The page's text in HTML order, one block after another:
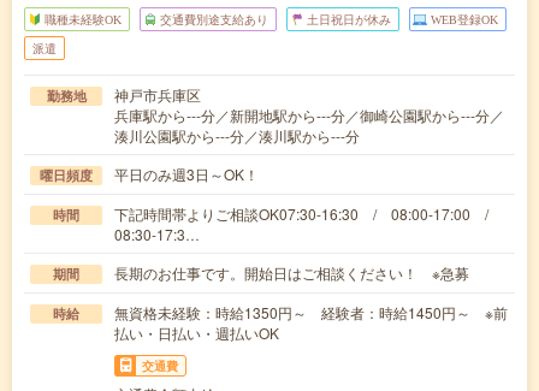
職種未経験OK 交通費別途支給あり 土日祝日が休み WEB登録OK
派遣
勤務地
神戸市兵庫区
兵庫駅から---分／新開地駅から---分／御崎公園駅から---分／
湊川公園駅から---分／湊川駅から---分
曜日頻度 平日のみ週3日～OK！
時間
下記時間帯よりご相談OK07:30-16:30 / 08:00-17:00 /
08:30-17:3…
期間 長期のお仕事です。開始日はご相談ください！ ※急募
時給
無資格未経験：時給1350円～ 経験者：時給1450円～ ※前
払い・日払い・週払いOK
交通費